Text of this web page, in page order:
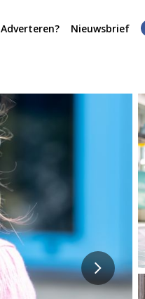
Adverteren? Nieuwsbrief